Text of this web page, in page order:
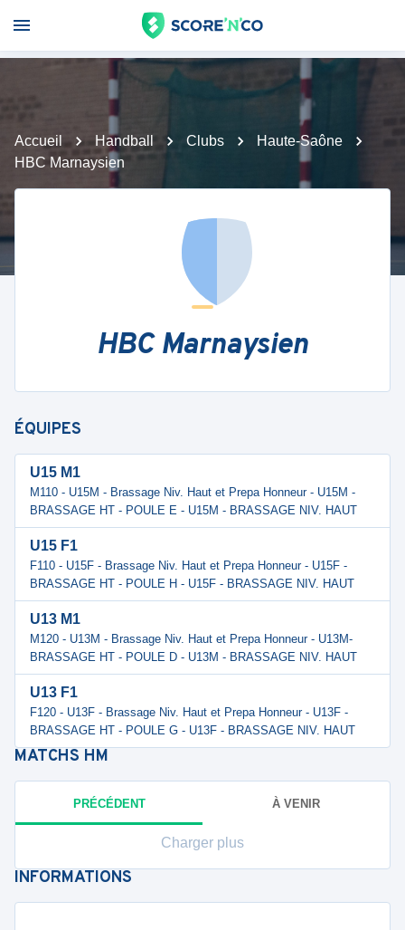
Accueil Handball Clubs
Haute-Saône
HBC Marnaysien
HBC Marnaysien
ÉQUIPES
U15 M1
M110 - U15M - Brassage Niv. Haut et Prepa Honneur - U15M -
BRASSAGE HT - POULE E - U15M - BRASSAGE NIV. HAUT
U15 F1
F110 - U15F - Brassage Niv. Haut et Prepa Honneur - U15F -
BRASSAGE HT - POULE H - U15F - BRASSAGE NIV. HAUT
U13 M1
M120 - U13M - Brassage Niv. Haut et Prepa Honneur - U13M-
BRASSAGE HT - POULE D - U13M - BRASSAGE NIV. HAUT
U13 F1
F120 - U13F - Brassage Niv. Haut et Prepa Honneur - U13F -
BRASSAGE HT - POULE G - U13F - BRASSAGE NIV. HAUT
MATCHS HM
PRÉCÉDENT À VENIR
Charger plus
INFORMATIONS